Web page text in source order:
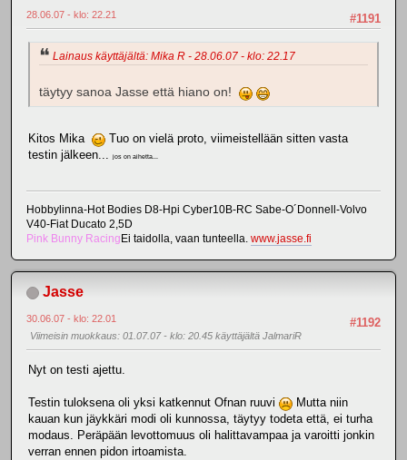
#1191
28.06.07 - klo: 22.21
Lainaus käyttäjältä: Mika R - 28.06.07 - klo: 22.17
täytyy sanoa Jasse että hiano on!
Kitos Mika
Tuo on vielä proto, viimeistellään sitten vasta
testin jälkeen...
jos on aihetta...
Hobbylinna-Hot Bodies D8-Hpi Cyber10B-RC Sabe-O´Donnell-Volvo
V40-Fiat Ducato 2,5D
Pink Bunny RacingEi taidolla, vaan tunteella. www.jasse.fi
Jasse
#1192
30.06.07 - klo: 22.01
Viimeisin muokkaus: 01.07.07 - klo: 20.45 käyttäjältä JalmariR
Nyt on testi ajettu.
Testin tuloksena oli yksi katkennut Ofnan ruuvi
Mutta niin
kauan kun jäykkäri modi oli kunnossa, täytyy todeta että, ei turha
modaus. Peräpään levottomuus oli halittavampaa ja varoitti jonkin
verran ennen pidon irtoamista.